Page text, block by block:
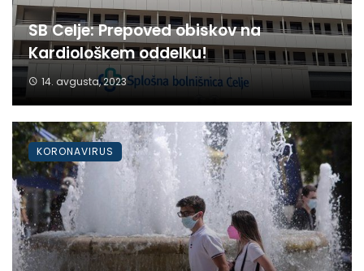
SB Celje: Prepoved obiskov na
Kardiološkem oddelku!
14. avgusta, 2023
KORONAVIRUS